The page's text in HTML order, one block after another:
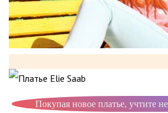
Покупая новое платье, учтите